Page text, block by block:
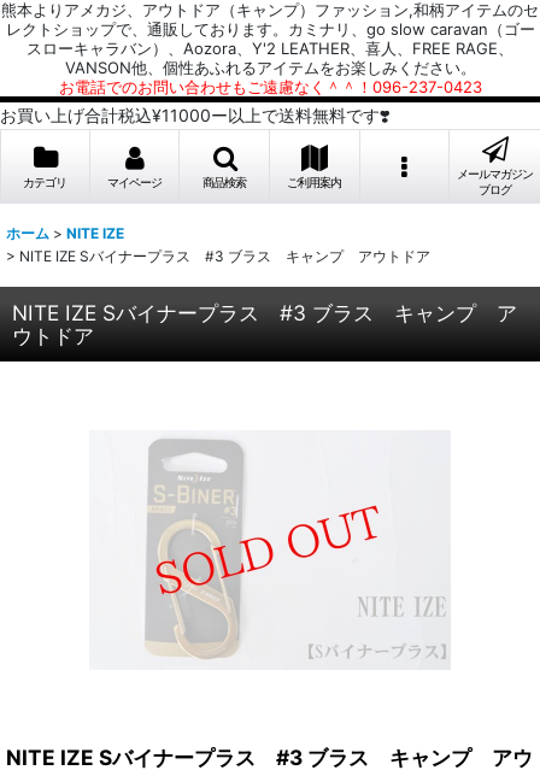
熊本よりアメカジ、アウトドア（キャンプ）ファッション,和柄アイテムのセ
レクトショップで、通販しております。カミナリ、go slow caravan（ゴー
スローキャラバン）、Aozora、Y'2 LEATHER、喜人、FREE RAGE、
VANSON他、個性あふれるアイテムをお楽しみください。
お電話でのお問い合わせもご遠慮なく＾＾！096-237-0423
お買い上げ合計税込¥11000ー以上で送料無料です❣️
カテゴリ マイページ 商品検索 ご利用案内
メールマガジン
ブログ
ホーム > NITE IZE
> NITE IZE Sバイナープラス #3 ブラス キャンプ アウトドア
NITE IZE Sバイナープラス #3 ブラス キャンプ ア
ウトドア
NITE IZE Sバイナープラス #3 ブラス キャンプ アウ